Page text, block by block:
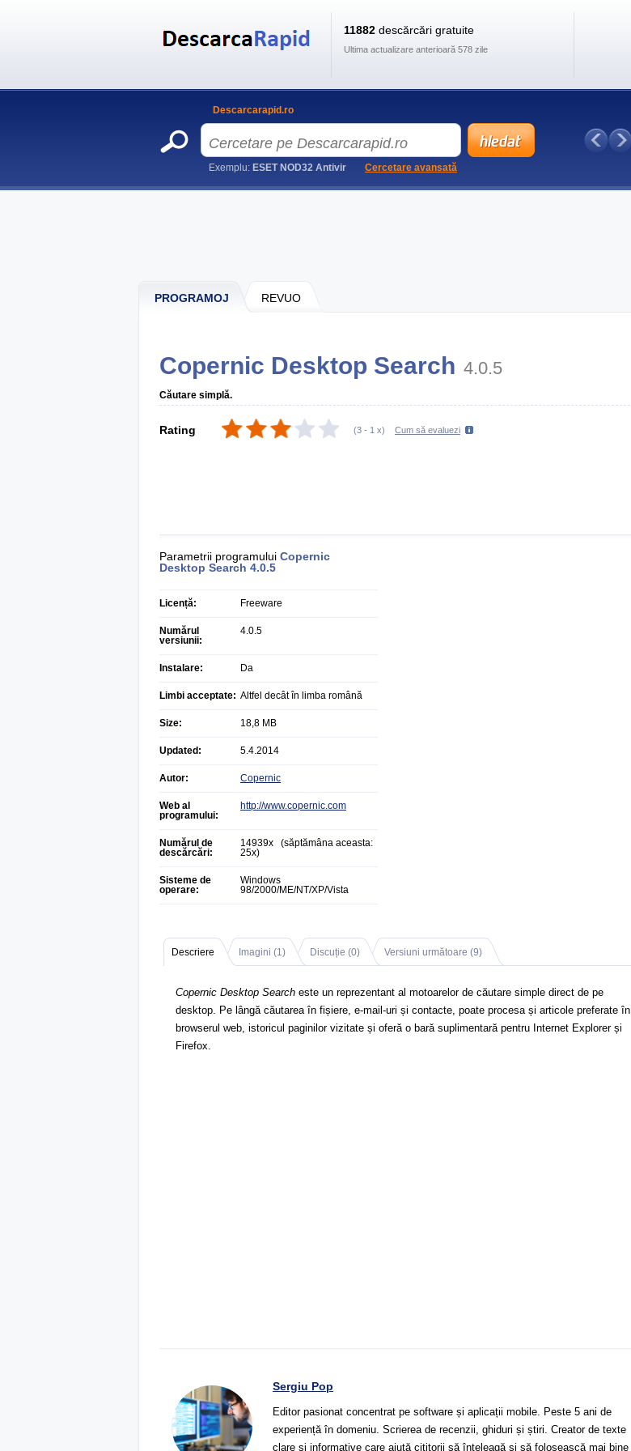
PROGRAMOJ REVUO
Copernic Desktop Search 4.0.5
Căutare simplă.
Rating (3 - 1 x) Cum să evaluezi
Parametrii programului Copernic
Desktop Search 4.0.5
Licență: Freeware
Numărul
versiunii:
4.0.5
Instalare: Da
Limbi acceptate: Altfel decât în limba română
Size: 18,8 MB
Updated: 5.4.2014
Autor: Copernic
Web al
programului:
http://www.copernic.com
Numărul de
descărcări:
14939x (săptămâna aceasta:
25x)
Sisteme de
operare:
Windows
98/2000/ME/NT/XP/Vista
Descriere Imagini (1) Discuție (0) Versiuni următoare (9)
Copernic Desktop Search este un reprezentant al motoarelor de căutare simple direct de pe
desktop. Pe lângă căutarea în fișiere, e-mail-uri și contacte, poate procesa și articole preferate în
browserul web, istoricul paginilor vizitate și oferă o bară suplimentară pentru Internet Explorer și
Firefox.
Sergiu Pop
Editor pasionat concentrat pe software și aplicații mobile. Peste 5 ani de
experiență în domeniu. Scrierea de recenzii, ghiduri și știri. Creator de texte
clare și informative care ajută cititorii să înțeleagă și să folosească mai bine
11882 descărcări gratuite
Ultima actualizare anterioară 578 zile
Descarcarapid.ro
Exemplu: ESET NOD32 Antivir Cercetare avansată